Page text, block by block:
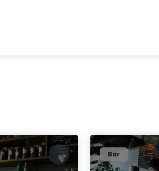
Bar